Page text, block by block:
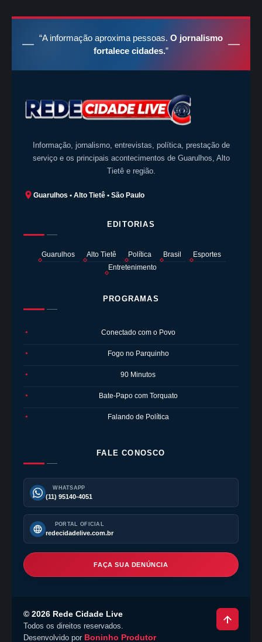
“A informação aproxima pessoas. O jornalismo
fortalece cidades.”
Informação, jornalismo, entrevistas, política, prestação de
serviço e os principais acontecimentos de Guarulhos, Alto
Tietê e região.
Guarulhos • Alto Tietê • São Paulo
EDITORIAS
Guarulhos Alto Tietê Política Brasil
Esportes
Entretenimento
PROGRAMAS
● Conectado com o Povo
● Fogo no Parquinho
● 90 Minutos
● Bate-Papo com Torquato
● Falando de Política
FALE CONOSCO
WHATSAPP
(11) 95140-4051
PORTAL OFICIAL
redecidadelive.com.br
FAÇA SUA DENÚNCIA
© 2026 Rede Cidade Live
Todos os direitos reservados.
Desenvolvido por Boninho Produtor